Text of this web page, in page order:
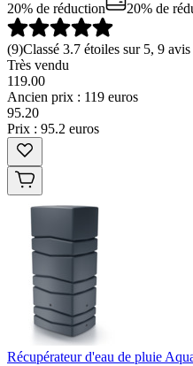
20% de réduction
20% de
(9)Classé 3.7 étoiles sur 5, 9
Très vendu
119.00
Ancien prix : 119 euros
95.20
Prix : 95.2 euros
Récupérateur d'eau de pluie